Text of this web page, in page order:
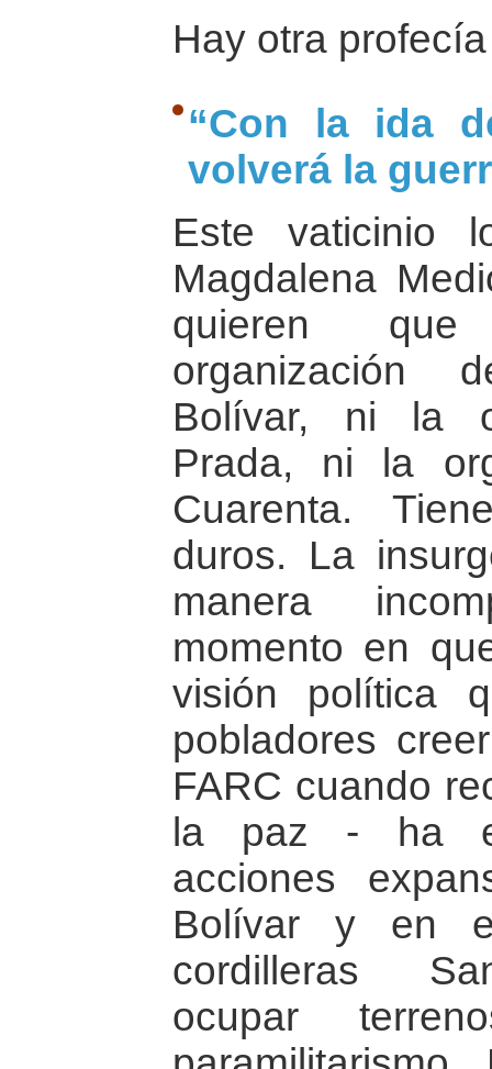
Hay otra
“Con la ida
volverá la
Este vaticinio
Magdalena
quieren
organización
Bolívar, ni la
Prada, ni la
Cuarenta.
duros. La
manera
momento en
visión política
pobladores
FARC cuando
la paz - ha
acciones
Bolívar y en
cordilleras
ocupar